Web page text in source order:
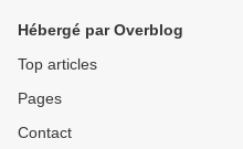
Hébergé par Overblog
Top articles
Pages
Contact